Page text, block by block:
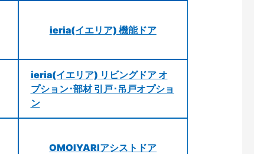
ieria(イエリア) 機能ドア
ieria(イエリア) リビングドア オ
プション･部材 引戸･吊戸オプショ
ン
OMOIYARIアシストドア